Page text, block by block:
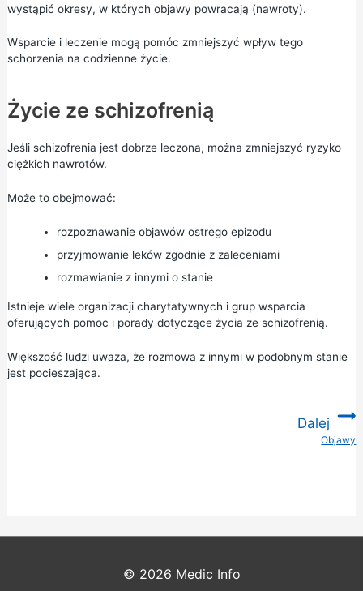
wystąpić okresy, w których objawy powracają (nawroty).
Wsparcie i leczenie mogą pomóc zmniejszyć wpływ tego
schorzenia na codzienne życie.
Życie ze schizofrenią
Jeśli schizofrenia jest dobrze leczona, można zmniejszyć ryzyko
ciężkich nawrotów.
Może to obejmować:
rozpoznawanie objawów ostrego epizodu
przyjmowanie leków zgodnie z zaleceniami
rozmawianie z innymi o stanie
Istnieje wiele organizacji charytatywnych i grup wsparcia
oferujących pomoc i porady dotyczące życia ze schizofrenią.
Większość ludzi uważa, że rozmowa z innymi w podobnym stanie
jest pocieszająca.
Dalej
Objawy
© 2026 Medic Info